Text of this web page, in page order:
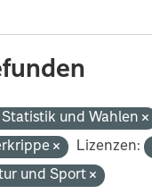
und Wahlen
Lizenzen:
und Sport